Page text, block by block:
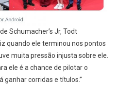
Schumacher’s Jr, Todt
quando ele terminou nos pontos
muita pressão injusta sobre ele.
ele é a chance de pilotar o
ganhar corridas e títulos.”